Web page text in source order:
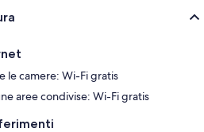
le camere: Wi-Fi gratis
aree condivise: Wi-Fi gratis